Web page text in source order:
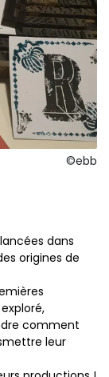
©ebb
dans
origines de
comment
leur